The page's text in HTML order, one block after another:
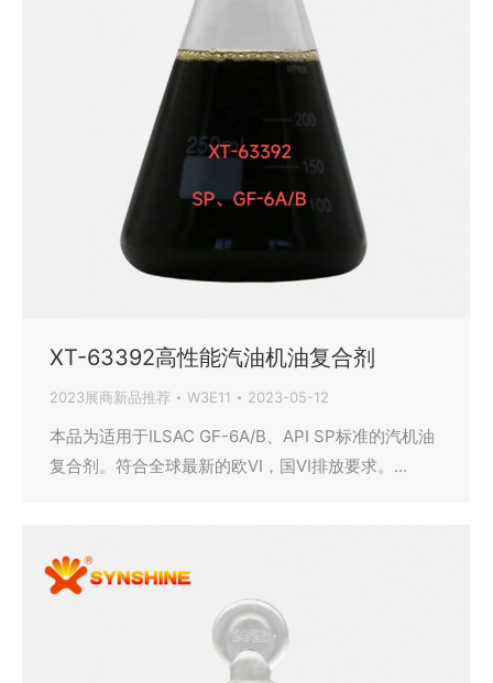
XT-63392高性能汽油机油复合剂
2023展商新品推荐 W3E11 2023-05-12
本品为适用于ILSAC GF-6A/B、API SP标准的汽机油
复合剂。符合全球最新的欧VI，国VI排放要求。…